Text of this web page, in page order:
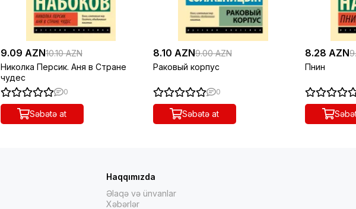
9.09 AZN10.10 AZN
Николка Персик. Аня в Стране
чудес
0
Səbətə at
8.10 AZN9.00 AZN
Раковый корпус
0
Səbətə at
8.28 AZN
Пнин
Haqqımızda
Əlaqə və ünvanlar
Xəbərlər